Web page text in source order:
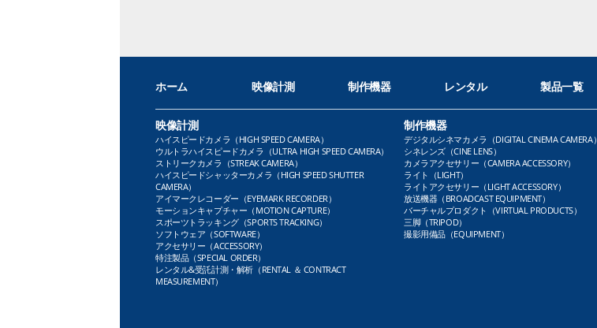
ホーム 映像計測 制作機器 レンタル 製品一覧
映像計測
ハイスピードカメラ（HIGH SPEED CAMERA）
ウルトラハイスピードカメラ（ULTRA HIGH SPEED CAMERA）
ストリークカメラ（STREAK CAMERA）
ハイスピードシャッターカメラ（HIGH SPEED SHUTTER
CAMERA）
アイマークレコーダー（EYEMARK RECORDER）
モーションキャプチャー（MOTION CAPTURE）
スポーツトラッキング（SPORTS TRACKING）
ソフトウェア（SOFTWARE）
アクセサリー（ACCESSORY）
特注製品（SPECIAL ORDER）
レンタル&受託計測・解析（RENTAL ＆ CONTRACT
MEASUREMENT）
制作機器
デジタルシネマカメラ（DIGITAL CINEMA CAMERA）
シネレンズ（CINE LENS）
カメラアクセサリー（CAMERA ACCESSORY）
ライト（LIGHT）
ライトアクセサリー（LIGHT ACCESSORY）
放送機器（BROADCAST EQUIPMENT）
バーチャルプロダクト（VIRTUAL PRODUCTS）
三脚（TRIPOD）
撮影用備品（EQUIPMENT）